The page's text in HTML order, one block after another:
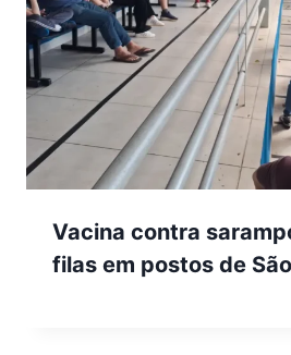
Vacina contra
filas em postos de